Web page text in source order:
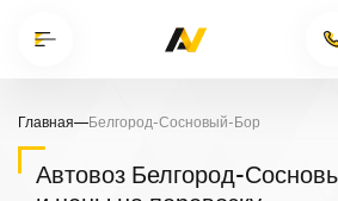
Главная—Белгород-Сосновый-Бор
Автовоз Белгород-